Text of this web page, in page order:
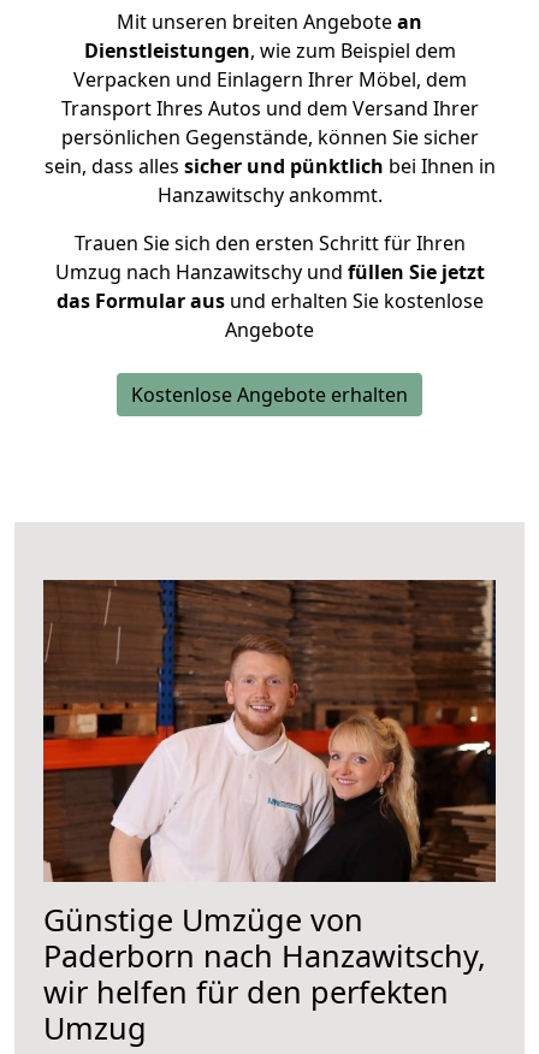
Mit unseren breiten Angebotean
Dienstleistungen, wie zum Beispiel dem
Verpacken und Einlagern Ihrer Möbel, dem
Transport Ihres Autos und dem Versand Ihrer
persönlichen Gegenstände, können Sie sicher
sein, dass alles sicher und pünktlich bei Ihnen in
Hanzawitschy ankommt.
Trauen Sie sich den ersten Schritt für Ihren
Umzug nach Hanzawitschy und füllen Sie jetzt
das Formular ausund erhalten Sie kostenlose
Angebote
Kostenlose Angebote erhalten
Günstige Umzüge von
Paderborn nach Hanzawitschy,
wir helfen für den perfekten
Umzug